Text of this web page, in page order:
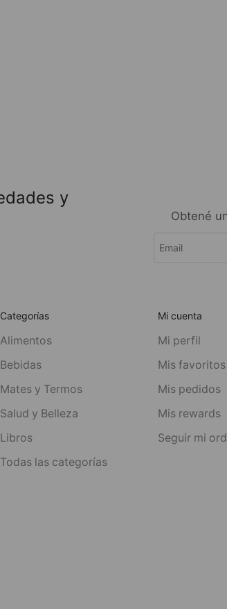
y
Obtené
Categorías
Alimentos
Bebidas
Mates y Termos
Salud y Belleza
Libros
Todas las categorías
Mi cuenta
Mi perfil
Mis favoritos
Mis pedidos
Mis rewards
Seguir mi